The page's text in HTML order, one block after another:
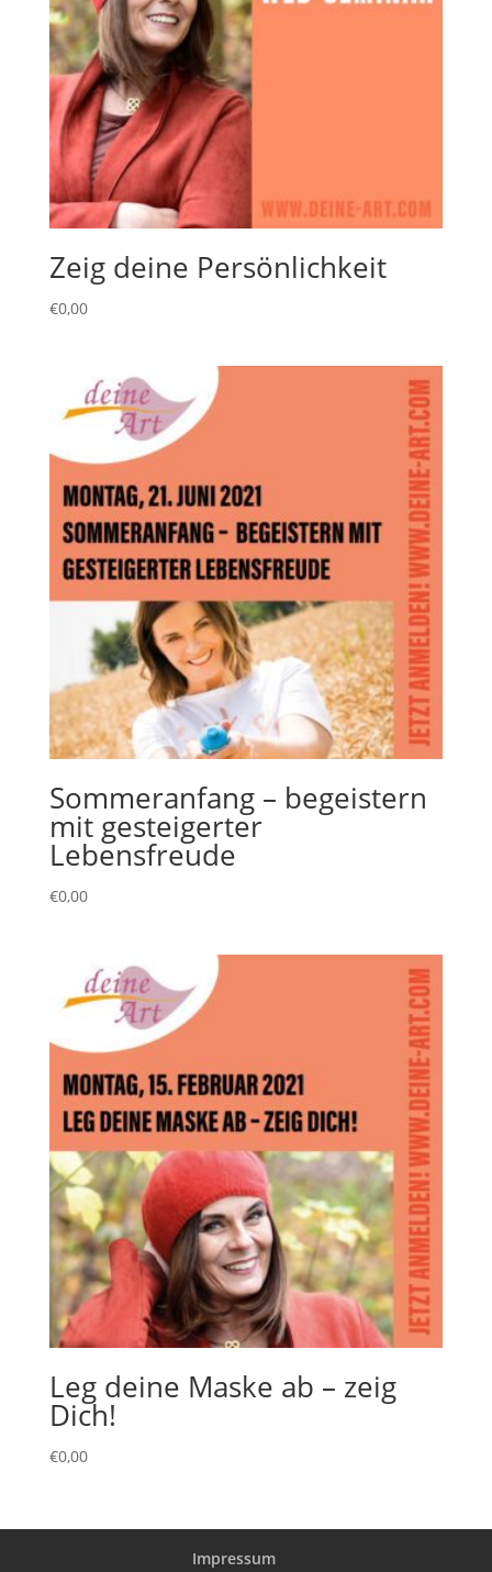
Zeig deine Persönlichkeit
€0,00
Sommeranfang – begeistern
mit gesteigerter
Lebensfreude
€0,00
Leg deine Maske ab – zeig
Dich!
€0,00
Impressum